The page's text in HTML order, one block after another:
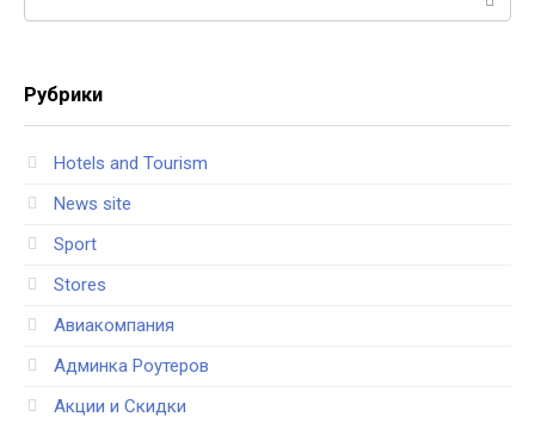
Рубрики
Hotels and Tourism
News site
Sport
Stores
Авиакомпания
Админка Роутеров
Акции и Скидки